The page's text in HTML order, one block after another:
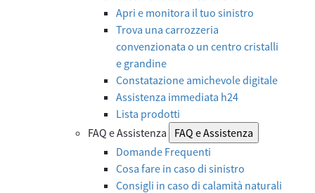
Apri e monitora il tuo sinistro
Trova una carrozzeria
convenzionata o un centro cristalli
e grandine
Constatazione amichevole digitale
Assistenza immediata h24
Lista prodotti
FAQ e Assistenza
FAQ e Assistenza
Domande Frequenti
Cosa fare in caso di sinistro
Consigli in caso di calamità naturali